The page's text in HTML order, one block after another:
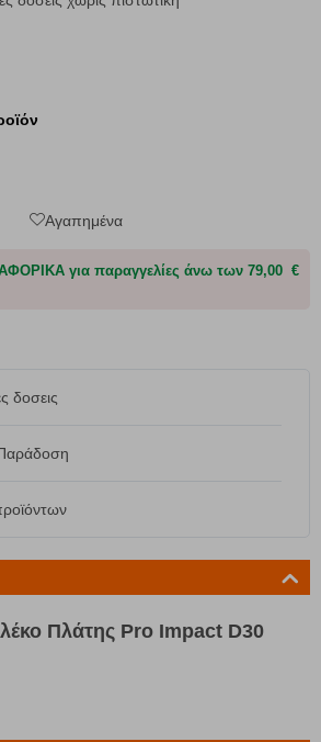
Αγαπημένα
για παραγγελίες άνω των 79,00 €
δοσεις
Πλάτης Pro Impact D30